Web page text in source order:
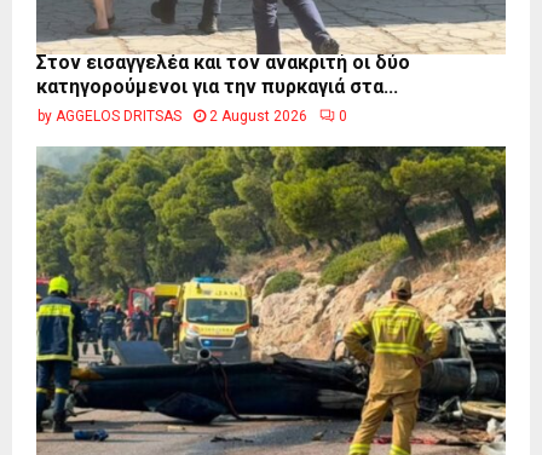
Στον εισαγγελέα και τον ανακριτή οι δύο
κατηγορούμενοι για την πυρκαγιά στα...
by AGGELOS DRITSAS 2 August 2026 0